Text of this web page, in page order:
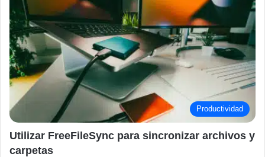
Productividad
Utilizar FreeFileSync para sincronizar archivos y
carpetas